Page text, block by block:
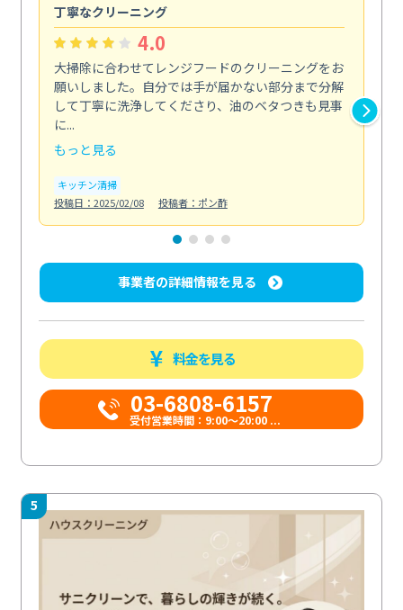
丁寧なクリーニング
4.0
大掃除に合わせてレンジフードのクリーニングをお
願いしました。自分では手が届かない部分まで分解
して丁寧に洗浄してくださり、油のベタつきも見事
に...
もっと見る
キッチン清掃
投稿日：2025/02/08
投稿者：ポン酢
事業者の詳細情報を見る
料金を見る
03-6808-6157
受付営業時間：9:00〜20:00 ...
5